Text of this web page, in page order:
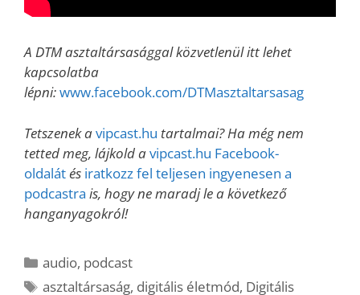
A DTM asztaltársasággal közvetlenül itt lehet
kapcsolatba
lépni:www.facebook.com/DTMasztaltarsasag
Tetszenek avipcast.hu tartalmai? Ha még nem
tetted meg, lájkold avipcast.hu Facebook-
oldalátés iratkozz fel teljesen ingyenesen a
podcastra is, hogy ne maradj le a következő
hanganyagokról!
Kategória
audio, podcast
Címkék
asztaltársaság, digitális életmód, Digitális